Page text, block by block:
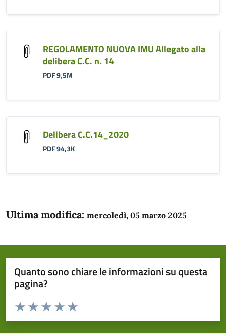
REGOLAMENTO NUOVA IMU Allegato alla
delibera C.C. n. 14
PDF 9,5M
Delibera C.C.14_2020
PDF 94,3K
Ultima modifica: mercoledì, 05 marzo 2025
Quanto sono chiare le informazioni su questa
pagina?
Domanda
Valuta da 1 a 5 stelle la pagina
Valuta 5 stelle su 5
Valuta 4 stelle su 5
Valuta 3 stelle su 5
Valuta 2 stelle su 5
Valuta 1 stelle su 5